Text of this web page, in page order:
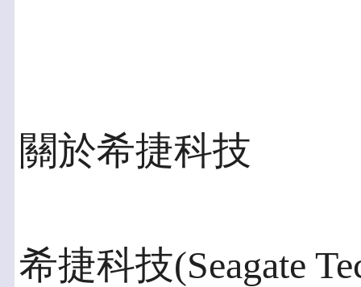
關於希捷科技
希捷科技(Seagate